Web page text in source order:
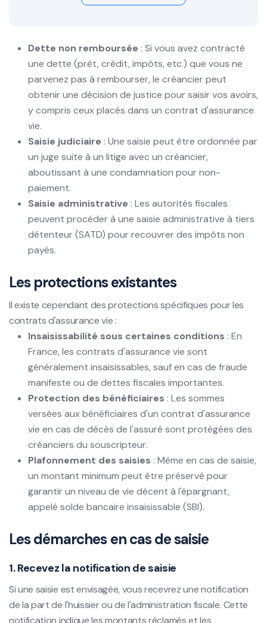
Dette non remboursée : Si vous avez contracté
une dette (prêt, crédit, impôts, etc.) que vous ne
parvenez pas à rembourser, le créancier peut
obtenir une décision de justice pour saisir vos avoirs,
y compris ceux placés dans un contrat d'assurance
vie.
Saisie judiciaire : Une saisie peut être ordonnée par
un juge suite à un litige avec un créancier,
aboutissant à une condamnation pour non-
paiement.
Saisie administrative : Les autorités fiscales
peuvent procéder à une saisie administrative à tiers
détenteur (SATD) pour recouvrer des impôts non
payés.
Les protections existantes
Il existe cependant des protections spécifiques pour les
contrats d'assurance vie :
Insaisissabilité sous certaines conditions : En
France, les contrats d'assurance vie sont
généralement insaisissables, sauf en cas de fraude
manifeste ou de dettes fiscales importantes.
Protection des bénéficiaires : Les sommes
versées aux bénéficiaires d'un contrat d'assurance
vie en cas de décès de l'assuré sont protégées des
créanciers du souscripteur.
Plafonnement des saisies : Même en cas de saisie,
un montant minimum peut être préservé pour
garantir un niveau de vie décent à l'épargnant,
appelé solde bancaire insaisissable (SBI).
Les démarches en cas de saisie
1. Recevez la notification de saisie
Si une saisie est envisagée, vous recevrez une notification
de la part de l'huissier ou de l'administration fiscale. Cette
notification indique les montants réclamés et les